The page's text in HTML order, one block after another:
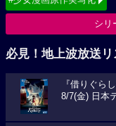
シリ
必見！地上波放送リ
『借りぐら
8/7(金) 日本